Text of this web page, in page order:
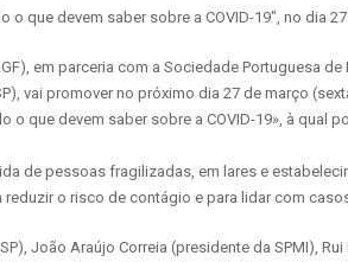
que devem saber sobre a COVID-19″, no dia
em parceria com a Sociedade Portuguesa de
vai promover no próximo dia 27 de março
o que devem saber sobre a COVID-19», à qual
de pessoas fragilizadas, em lares e
o risco de contágio e para lidar com
João Araújo Correia (presidente da SPMI),